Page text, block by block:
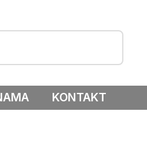
KONTAKT